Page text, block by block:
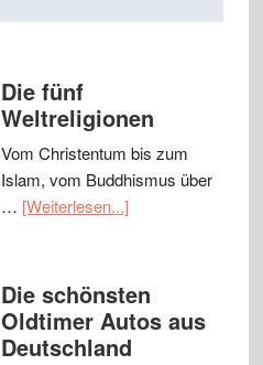
Die fünf
Weltreligionen
Vom Christentum bis zum
Islam, vom Buddhismus über
… [Weiterlesen...]
Die schönsten
Oldtimer Autos aus
Deutschland